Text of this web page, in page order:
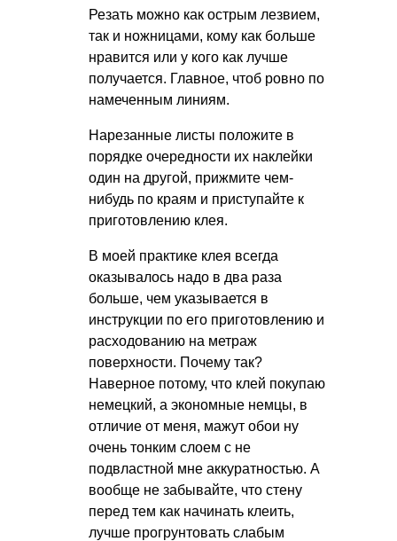
Резать можно как острым лезвием,
так и ножницами, кому как больше
нравится или у кого как лучше
получается. Главное, чтоб ровно по
намеченным линиям.
Нарезанные листы положите в
порядке очередности их наклейки
один на другой, прижмите чем-
нибудь по краям и приступайте к
приготовлению клея.
В моей практике клея всегда
оказывалось надо в два раза
больше, чем указывается в
инструкции по его приготовлению и
расходованию на метраж
поверхности. Почему так?
Наверное потому, что клей покупаю
немецкий, а экономные немцы, в
отличие от меня, мажут обои ну
очень тонким слоем с не
подвластной мне аккуратностью. А
вообще не забывайте, что стену
перед тем как начинать клеить,
лучше прогрунтовать слабым